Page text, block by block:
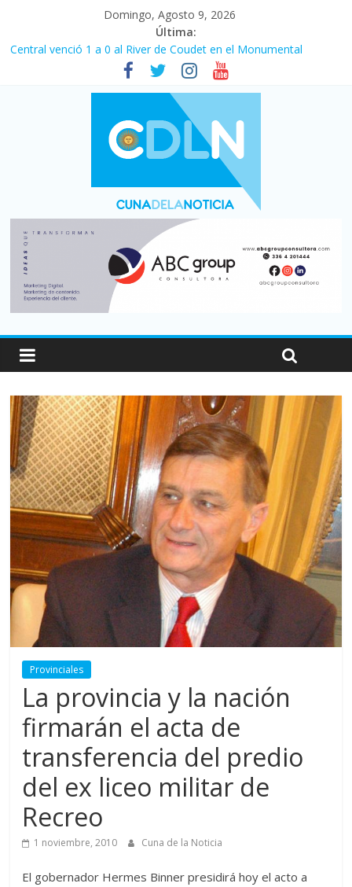
Domingo, Agosto 9, 2026
Última:
Central venció 1 a 0 al River de Coudet en el Monumental
La morosidad alcanzó su nivel más alto en dos décadas y ya
afecta a 400 mil deudores en Santa Fe
Desde que asumió Milei cerraron 41.000 kioscos: el sector
denuncia crisis como en 2001
Vacaciones de invierno con más movimiento y consumo
turístico: 4,6 millones de personas viajaron por el país, un 5,9%
Fuerte caída de la venta de autos usados en julio: bajó un 12,6%
Provinciales
La provincia y la nación
firmarán el acta de
transferencia del predio
del ex liceo militar de
Recreo
1 noviembre, 2010 Cuna de la Noticia
El gobernador Hermes Binner presidirá hoy el acto a